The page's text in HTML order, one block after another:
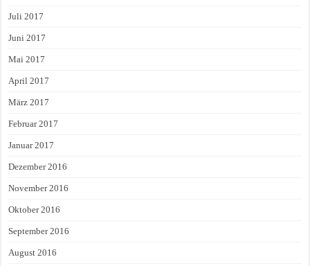
Juli 2017
Juni 2017
Mai 2017
April 2017
März 2017
Februar 2017
Januar 2017
Dezember 2016
November 2016
Oktober 2016
September 2016
August 2016